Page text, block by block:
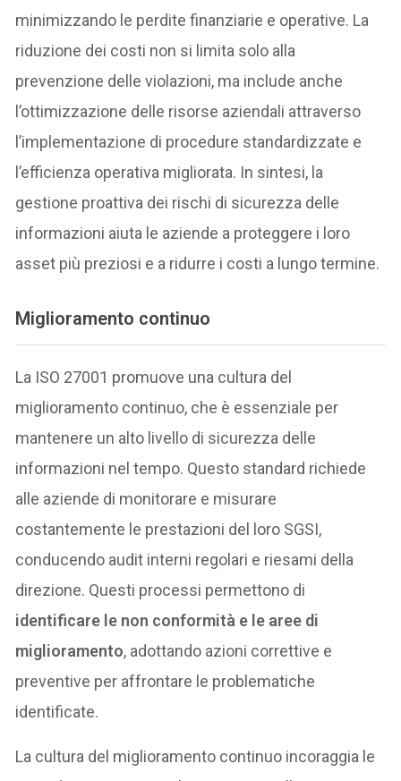
minimizzando le perdite finanziarie e operative. La
riduzione dei costi non si limita solo alla
prevenzione delle violazioni, ma include anche
l’ottimizzazione delle risorse aziendali attraverso
l’implementazione di procedure standardizzate e
l’efficienza operativa migliorata. In sintesi, la
gestione proattiva dei rischi di sicurezza delle
informazioni aiuta le aziende a proteggere i loro
asset più preziosi e a ridurre i costi a lungo termine.
Miglioramento continuo
La ISO 27001 promuove una cultura del
miglioramento continuo, che è essenziale per
mantenere un alto livello di sicurezza delle
informazioni nel tempo. Questo standard richiede
alle aziende di monitorare e misurare
costantemente le prestazioni del loro SGSI,
conducendo audit interni regolari e riesami della
direzione. Questi processi permettono di
identificare le non conformità e le aree di
miglioramento, adottando azioni correttive e
preventive per affrontare le problematiche
identificate.
La cultura del miglioramento continuo incoraggia le